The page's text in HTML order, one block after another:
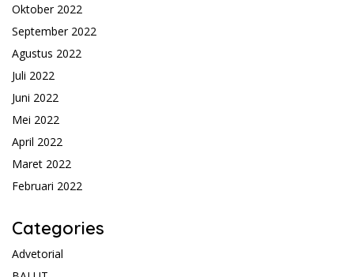
Oktober 2022
September 2022
Agustus 2022
Juli 2022
Juni 2022
Mei 2022
April 2022
Maret 2022
Februari 2022
Categories
Advetorial